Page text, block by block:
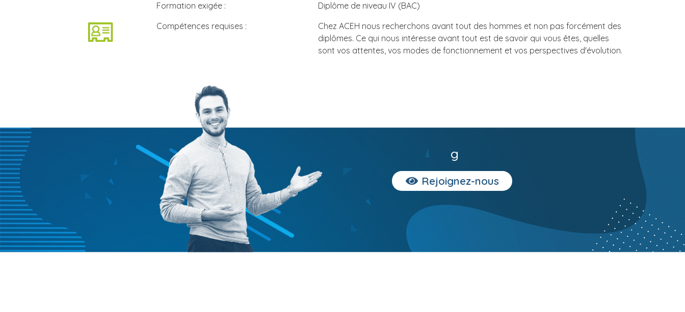
Formation exigée :
Diplôme de niveau IV (BAC)
Compétences requises :
Chez ACEH nous recherchons avant tout des hommes et non pas forcément des
diplômes. Ce qui nous intéresse avant tout est de savoir qui vous êtes, quelles
sont vos attentes, vos modes de fonctionnement et vos perspectives d'évolution.
g
Rejoignez-nous